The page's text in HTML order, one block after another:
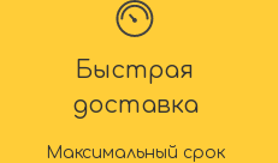
Быстрая
доставка
Максимальный срок